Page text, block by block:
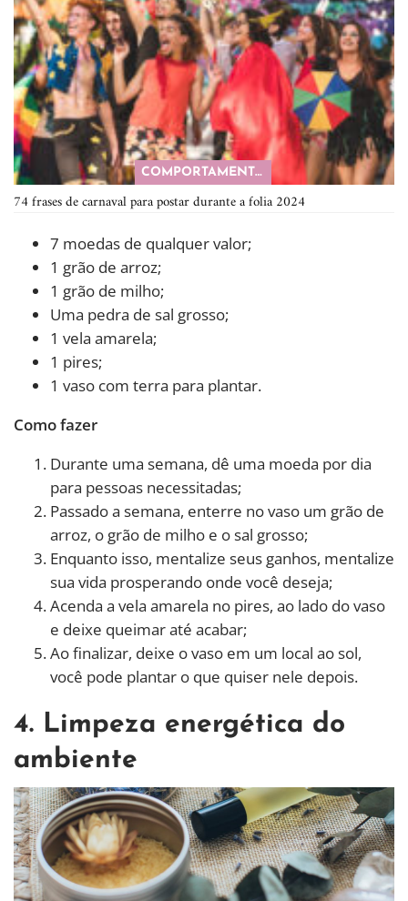
COMPORTAMENTO
74 frases de carnaval para postar durante a folia 2024
7 moedas de qualquer valor;
1 grão de arroz;
1 grão de milho;
Uma pedra de sal grosso;
1 vela amarela;
1 pires;
1 vaso com terra para plantar.
Como fazer
Durante uma semana, dê uma moeda por dia
para pessoas necessitadas;
Passado a semana, enterre no vaso um grão de
arroz, o grão de milho e o sal grosso;
Enquanto isso, mentalize seus ganhos, mentalize
sua vida prosperando onde você deseja;
Acenda a vela amarela no pires, ao lado do vaso
e deixe queimar até acabar;
Ao finalizar, deixe o vaso em um local ao sol,
você pode plantar o que quiser nele depois.
4. Limpeza energética do
ambiente